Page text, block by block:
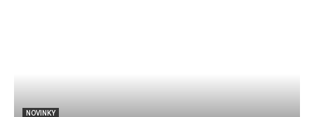
NOVINKY